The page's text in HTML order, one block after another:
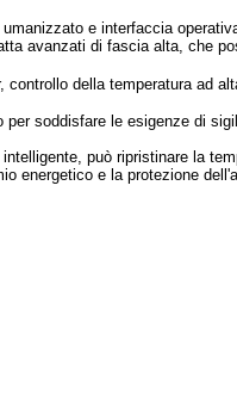
e interfaccia
avanzati di fascia alta, che
controllo della temperatura ad
soddisfare le esigenze di
può ripristinare la
energetico e la protezione